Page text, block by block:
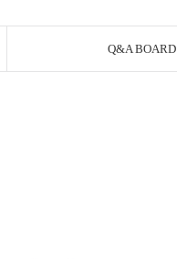
Q&A BOARD